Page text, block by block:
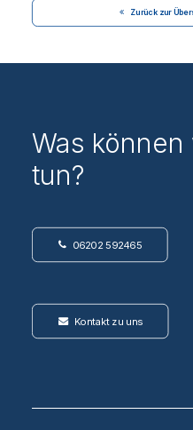
Zurück zur
Was können
tun?
06202 592465
Kontakt zu uns